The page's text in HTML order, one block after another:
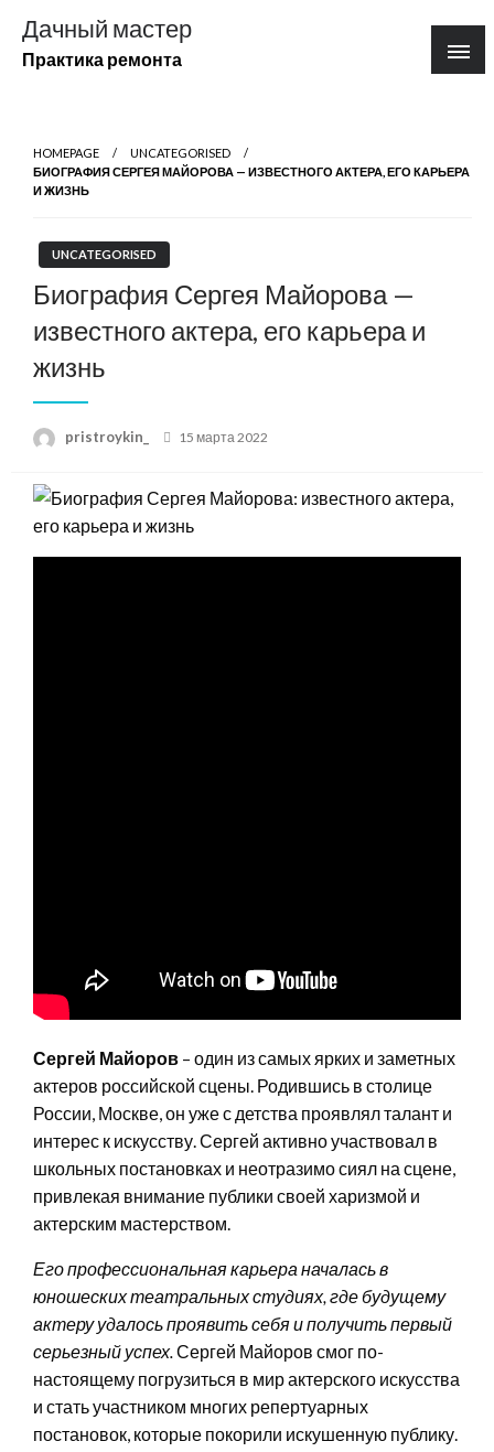
содержимому
Дачный мастер
Практика ремонта
HOMEPAGE
UNCATEGORISED
БИОГРАФИЯ СЕРГЕЯ МАЙОРОВА — ИЗВЕСТНОГО АКТЕРА, ЕГО КАРЬЕРА
И ЖИЗНЬ
UNCATEGORISED
Биография Сергея Майорова —
известного актера, его карьера и
жизнь
pristroykin_
Posted
15 марта 2022
Сергей Майоров – один из самых ярких и заметных
актеров российской сцены. Родившись в столице
России, Москве, он уже с детства проявлял талант и
интерес к искусству. Сергей активно участвовал в
школьных постановках и неотразимо сиял на сцене,
привлекая внимание публики своей харизмой и
актерским мастерством.
Его профессиональная карьера началась в
юношеских театральных студиях, где будущему
актеру удалось проявить себя и получить первый
серьезный успех.Сергей Майоров смог по-
настоящему погрузиться в мир актерского искусства
и стать участником многих репертуарных
постановок, которые покорили искушенную публику.